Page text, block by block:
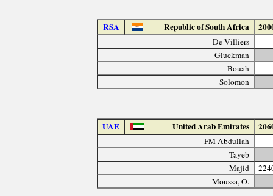
RSA Republic of South Africa
De Villiers
Gluckman
Bouah
Solomon
UAE United Arab Emirates
FM Abdullah
Tayeb
Majid
Moussa, O.